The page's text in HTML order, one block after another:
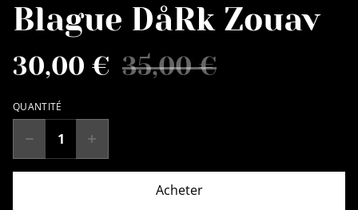
Blague DåRk Zouav
30,00 € 35,00 €
QUANTITÉ
Acheter